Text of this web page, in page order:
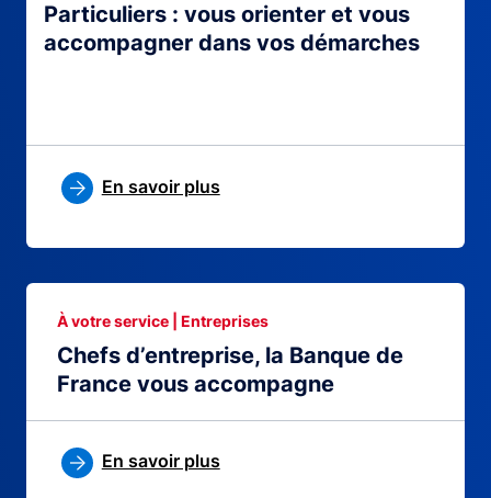
Particuliers : vous orienter et vous
accompagner dans vos démarches
En savoir plus
Chefs d’entreprise, la Banque de
France vous accompagne
À votre service | Entreprises
En savoir plus